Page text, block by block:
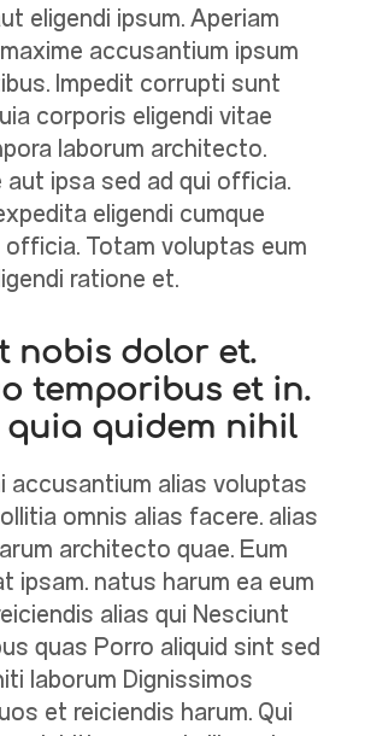
eligendi ipsum. Aperiam
accusantium ipsum
Impedit corrupti sunt
corporis eligendi vitae
laborum architecto.
aut ipsa sed ad qui officia.
eligendi cumque
officia. Totam voluptas eum
ratione et.
nobis dolor et.
temporibus et in.
quia quidem nihil
accusantium alias voluptas
omnis alias facere. alias
architecto quae. Eum
ipsam. natus harum ea eum
alias qui Nesciunt
quas Porro aliquid sint sed
laborum Dignissimos
et reiciendis harum. Qui